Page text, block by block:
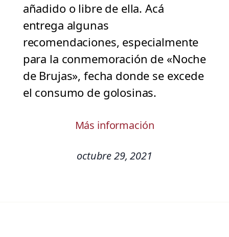
añadido o libre de ella. Acá
entrega algunas
recomendaciones, especialmente
para la conmemoración de «Noche
de Brujas», fecha donde se excede
el consumo de golosinas.
Más información
octubre 29, 2021